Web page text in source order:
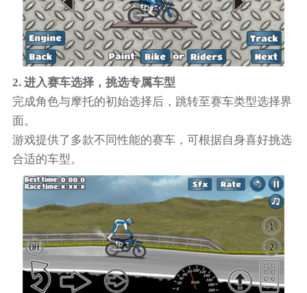
2. 进入赛车选择，挑选专属车型
完成角色与摩托的初始选择后，跳转至赛车类型选择界
面。
游戏提供了多款不同性能的赛车，可根据自身喜好挑选
合适的车型。